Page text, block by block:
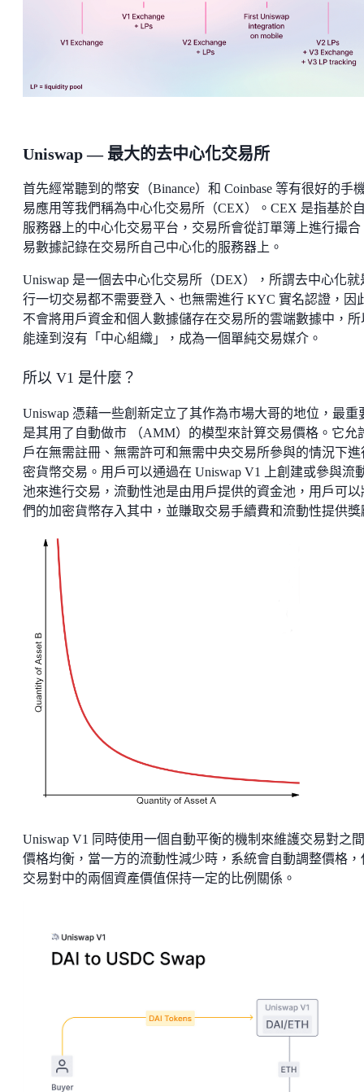
Uniswap — 最大的去中心化交易所
首先經常聽到的幣安（Binance）和 Coinbase 等有很好的手
易應用等我們稱為中心化交易所（CEX）。CEX 是指基於
服務器上的中心化交易平台，交易所會從訂單簿上進行撮合
易數據記錄在交易所自己中心化的服務器上。
Uniswap 是一個去中心化交易所（DEX），所謂去中心化就
行一切交易都不需要登入、也無需進行 KYC 實名認證，因
不會將用戶資金和個人數據儲存在交易所的雲端數據中，所
能達到沒有「中心組織」，成為一個單純交易媒介。
所以 V1 是什麼？
Uniswap 憑藉一些創新定立了其作為市場大哥的地位，最重
是其用了自動做市 （AMM）的模型來計算交易價格。它允
戶在無需註冊、無需許可和無需中央交易所參與的情況下進
密貨幣交易。用戶可以通過在 Uniswap V1 上創建或參與流
池來進行交易，流動性池是由用戶提供的資金池，用戶可以
們的加密貨幣存入其中，並賺取交易手續費和流動性提供獎
Uniswap V1 同時使用一個自動平衡的機制來維護交易對之
價格均衡，當一方的流動性減少時，系統會自動調整價格，
交易對中的兩個資產價值保持一定的比例關係。